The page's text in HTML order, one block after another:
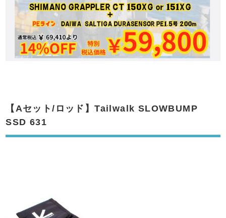
【Aセット/ロッド】Tailwalk SLOWBUMP
SSD 631